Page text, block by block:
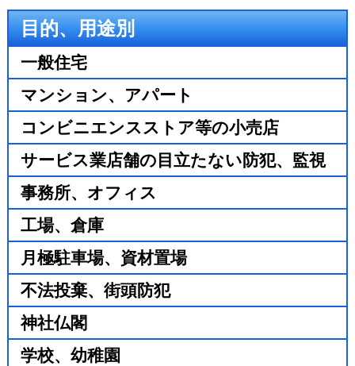
目的、用途別
一般住宅
マンション、アパート
コンビニエンスストア等の小売店
サービス業店舗の目立たない防犯、監視
事務所、オフィス
工場、倉庫
月極駐車場、資材置場
不法投棄、街頭防犯
神社仏閣
学校、幼稚園